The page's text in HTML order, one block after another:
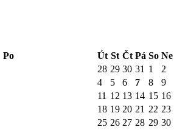
Po
Út St Čt Pá So Ne
28 29 30 31 1
2
4 5 6 7 8
9
11 12 13 14 15 16
18 19 20 21 22 23
25 26 27 28 29 30